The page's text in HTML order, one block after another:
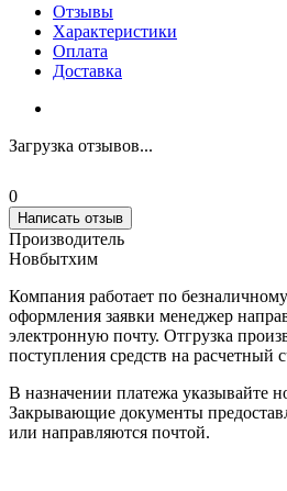
Отзывы
Характеристики
Оплата
Доставка
Загрузка отзывов...
0
Написать отзыв
Производитель
Новбытхим
Компания работает по
оформления заявки менеджер
электронную почту. Отгрузка
поступления средств на расчетный
В назначении платежа указывайте
Закрывающие документы
или направляются почтой.